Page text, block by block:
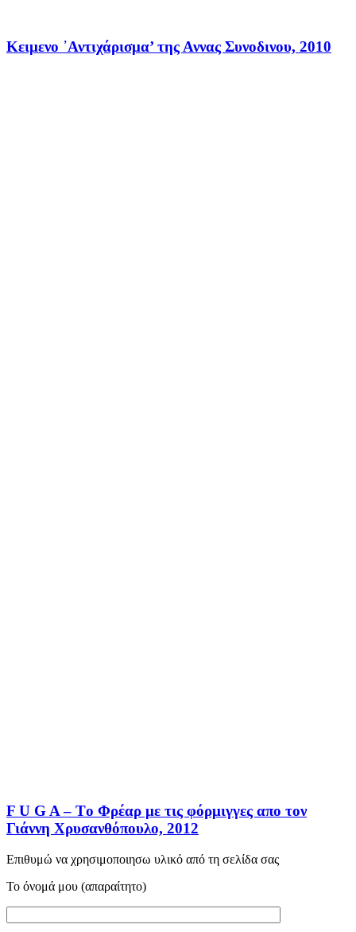
Κειμενο ᾽Αντιχάρισμα’ της Αννας Συνοδινου, 2010
F U G A – Tο Φρέαρ με τις φόρμιγγες απο τον
Γιάννη Χρυσανθόπουλο, 2012
Επιθυμώ να χρησιμοποιησω υλικό από τη σελίδα σας
Το όνομά μου (απαραίτητο)